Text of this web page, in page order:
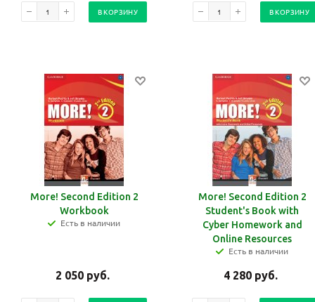
В КОРЗИНУ В КОРЗИНУ
More! Second Edition 2
Workbook
Есть в наличии
2 050 руб.
More! Second Edition 2
Student's Book with
Cyber Homework and
Online Resources
Есть в наличии
4 280 руб.